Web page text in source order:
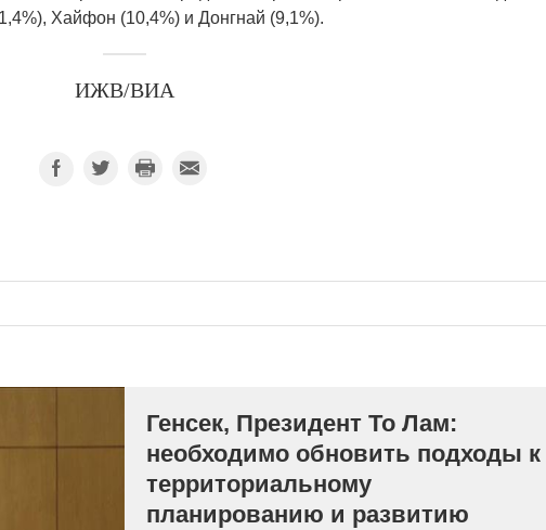
Хайфон (10,4%) и Донгнай (9,1%).
ИЖВ/ВИА
Генсек, Президент То Лам:
необходимо обновить подходы к
территориальному
планированию и развитию